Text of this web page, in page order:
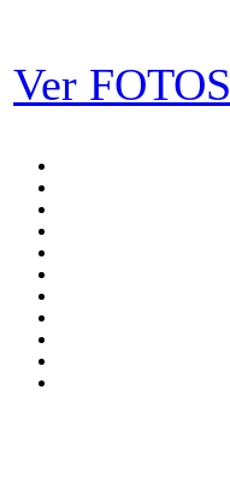
Ver FOTOS